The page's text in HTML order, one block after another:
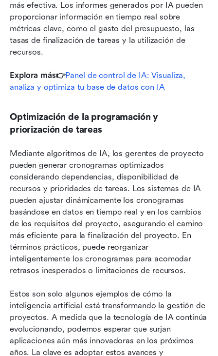
más efectiva. Los informes generados por IA pueden
proporcionar información en tiempo real sobre
métricas clave, como el gasto del presupuesto, las
tasas de finalización de tareas y la utilización de
recursos.
Explora más👉Panel de control de IA: Visualiza,
analiza y optimiza tu base de datos con IA
Optimización de la programación y
priorización de tareas
Mediante algoritmos de IA, los gerentes de proyecto
pueden generar cronogramas optimizados
considerando dependencias, disponibilidad de
recursos y prioridades de tareas. Los sistemas de IA
pueden ajustar dinámicamente los cronogramas
basándose en datos en tiempo real y en los cambios
de los requisitos del proyecto, asegurando el camino
más eficiente para la finalización del proyecto. En
términos prácticos, puede reorganizar
inteligentemente los cronogramas para acomodar
retrasos inesperados o limitaciones de recursos.
Estos son solo algunos ejemplos de cómo la
inteligencia artificial está transformando la gestión de
proyectos. A medida que la tecnología de IA continúa
evolucionando, podemos esperar que surjan
aplicaciones aún más innovadoras en los próximos
años. La clave es adoptar estos avances y